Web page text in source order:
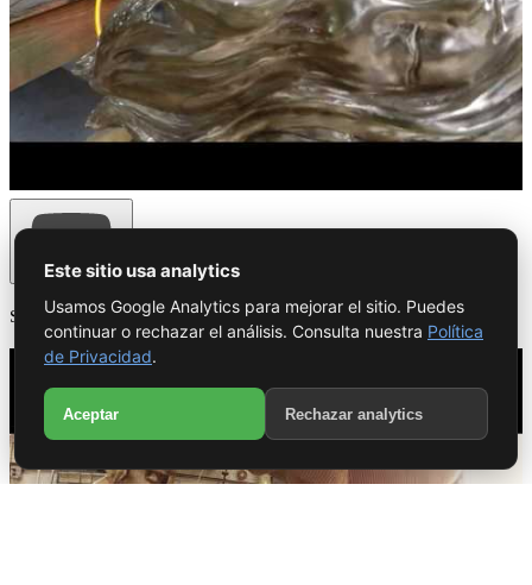
Soldadura y retoque
Llamar
Este sitio usa analytics
Usamos Google Analytics para mejorar el sitio. Puedes
continuar o rechazar el análisis. Consulta nuestra Política
de Privacidad.
Aceptar Rechazar analytics